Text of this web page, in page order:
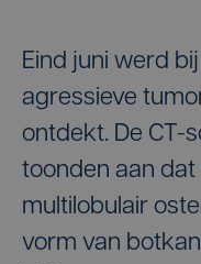
Eind juni werd
agressieve
ontdekt. De CT-
toonden aan
multilobulair
vorm van